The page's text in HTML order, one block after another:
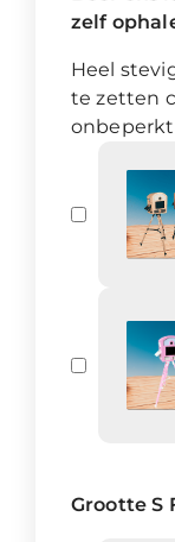
zelf
Heel
te zetten
Grootte S